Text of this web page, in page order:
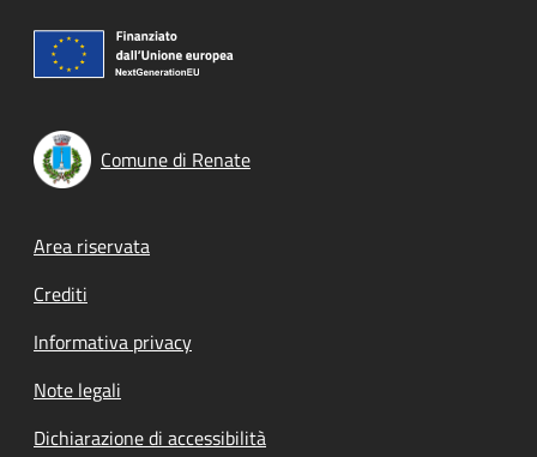
Comune di Renate
Footer menu
Area riservata
Crediti
Informativa privacy
Note legali
Dichiarazione di accessibilità